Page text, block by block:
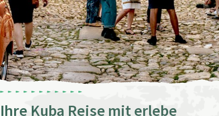
Ihre Kuba Reise mit erlebe